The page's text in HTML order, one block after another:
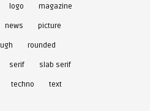
logo magazine
news picture
rounded
serif slab serif
techno text